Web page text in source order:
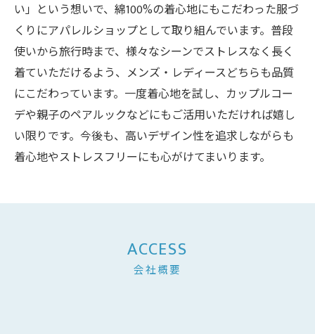
い」という想いで、綿100%の着心地にもこだわった服づ
くりにアパレルショップとして取り組んでいます。普段
使いから旅行時まで、様々なシーンでストレスなく長く
着ていただけるよう、メンズ・レディースどちらも品質
にこだわっています。一度着心地を試し、カップルコー
デや親子のペアルックなどにもご活用いただければ嬉し
い限りです。今後も、高いデザイン性を追求しながらも
着心地やストレスフリーにも心がけてまいります。
会社概要
ACCESS